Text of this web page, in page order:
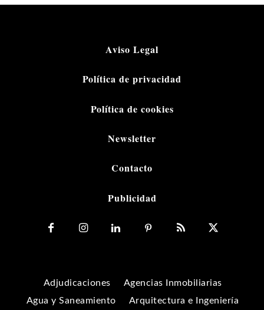
Aviso Legal
Política de privacidad
Política de cookies
Newsletter
Contacto
Publicidad
Adjudicaciones
Agencias Inmobiliarias
Agua y Saneamiento
Arquitectura e Ingeniería